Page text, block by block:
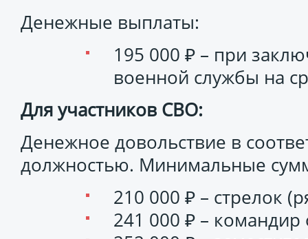
Денежные выплаты:
195 000 ₽ – при
военной службы на
Для участников СВО:
Денежное довольствие в
должностью. Минимальные
210 000 ₽ – стрелок
241 000 ₽ – командир